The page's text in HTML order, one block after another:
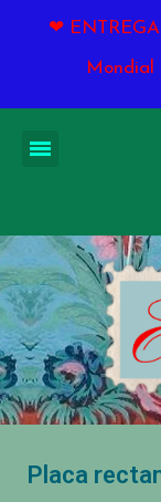
❤
Mondial
Placa